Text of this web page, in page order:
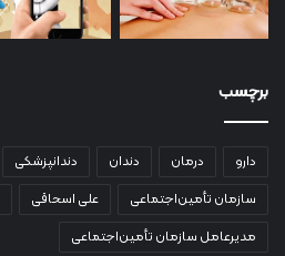
برچسب
دارو درمان دندان دندانپزشکی
سازمان تأمین‌اجتماعی
علی اسحاقی
مدیرعامل سازمان تأمین‌اجتماعی